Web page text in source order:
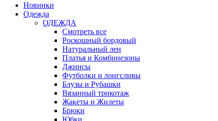
Новинки
Одежда
ОДЕЖДА
Смотреть все
Роскошный бордовый
Натуральный лен
Платья и Комбинезоны
Джинсы
Футболки и лонгсливы
Блузы и Рубашки
Вязанный трикотаж
Жакеты и Жилеты
Брюки
Юбки